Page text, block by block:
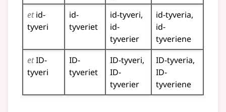
etid-
tyveri
id-
tyveriet
id-tyveri
id-
tyverier
id-tyveria
id-
tyveriene
etID-
tyveri
ID-
tyveriet
ID-tyveri
ID-
tyverier
ID-tyveria
ID-
tyveriene